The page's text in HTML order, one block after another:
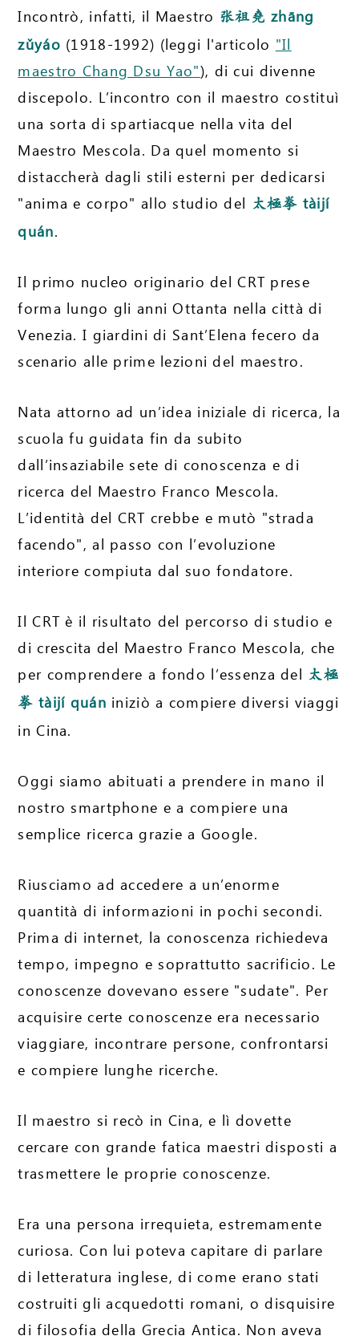
Incontrò, infatti, il Maestro 张祖堯 zhāng
zǔyáo (1918-1992) (leggi l'articolo "Il
maestro Chang Dsu Yao"), di cui divenne
discepolo. L’incontro con il maestro costituì
una sorta di spartiacque nella vita del
Maestro Mescola. Da quel momento si
distaccherà dagli stili esterni per dedicarsi
"anima e corpo" allo studio del 太極拳 tàijí
quán.
Il primo nucleo originario del CRT prese
forma lungo gli anni Ottanta nella città di
Venezia. I giardini di Sant’Elena fecero da
scenario alle prime lezioni del maestro.
Nata attorno ad un’idea iniziale di ricerca, la
scuola fu guidata fin da subito
dall’insaziabile sete di conoscenza e di
ricerca del Maestro Franco Mescola.
L’identità del CRT crebbe e mutò "strada
facendo", al passo con l’evoluzione
interiore compiuta dal suo fondatore.
Il CRT è il risultato del percorso di studio e
di crescita del Maestro Franco Mescola, che
per comprendere a fondo l’essenza del 太極
拳 tàijí quán iniziò a compiere diversi viaggi
in Cina.
Oggi siamo abituati a prendere in mano il
nostro smartphone e a compiere una
semplice ricerca grazie a Google.
Riusciamo ad accedere a un’enorme
quantità di informazioni in pochi secondi.
Prima di internet, la conoscenza richiedeva
tempo, impegno e soprattutto sacrificio. Le
conoscenze dovevano essere "sudate". Per
acquisire certe conoscenze era necessario
viaggiare, incontrare persone, confrontarsi
e compiere lunghe ricerche.
Il maestro si recò in Cina, e lì dovette
cercare con grande fatica maestri disposti a
trasmettere le proprie conoscenze.
Era una persona irrequieta, estremamente
curiosa. Con lui poteva capitare di parlare
di letteratura inglese, di come erano stati
costruiti gli acquedotti romani, o disquisire
di filosofia della Grecia Antica. Non aveva